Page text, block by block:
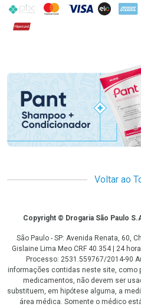
PIX MasterCard
VISA ELO AMEX
Hipercard
Promoção em
Voltar ao
CopyrightCopyright © Drogaria São Paulo
São Paulo - SP: Avenida Renata, 60,
Gislaine Lima Meo CRF 40.354 | 24
Processo: 2531.559767/2014-90
informações contidas neste site, como
medicamentos, não devem ser
substituem, em hipótese alguma, a
área médica. Somente o médico